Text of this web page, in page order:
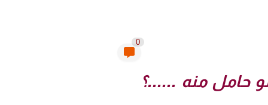
0
حامل منه ......؟